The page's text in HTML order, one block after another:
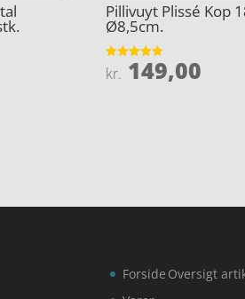
Pillivuyt Plissé Kop
Ø8,5cm.
Vurderet
4.8
kr. 149,00
Forside Oversigt